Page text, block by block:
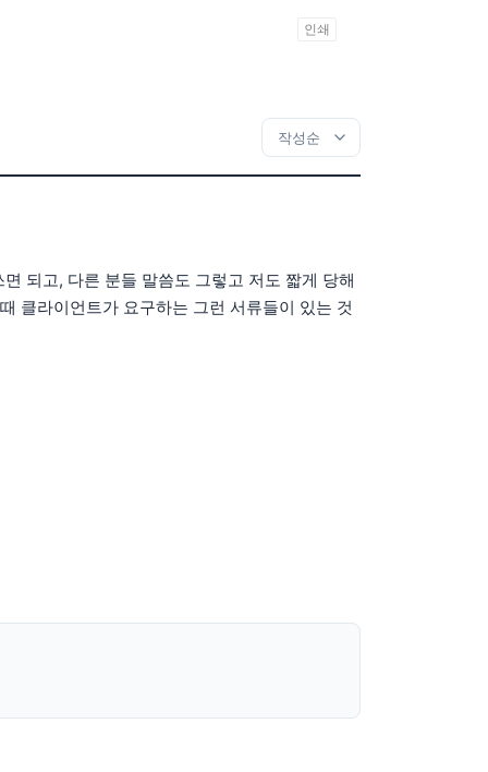
인쇄
되고, 다른 분들 말씀도 그렇고 저도 짧게 당해
클라이언트가 요구하는 그런 서류들이 있는 것